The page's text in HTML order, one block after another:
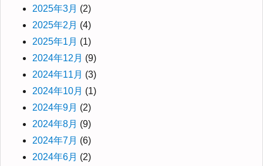
2025年3月 (2)
2025年2月 (4)
2025年1月 (1)
2024年12月 (9)
2024年11月 (3)
2024年10月 (1)
2024年9月 (2)
2024年8月 (9)
2024年7月 (6)
2024年6月 (2)